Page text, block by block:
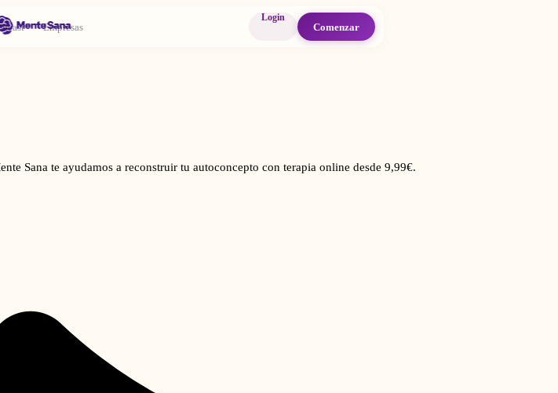
Empresas
Login
Comenzar
Sana te ayudamos a reconstruir tu autoconcepto con terapia online desde 9,99€.